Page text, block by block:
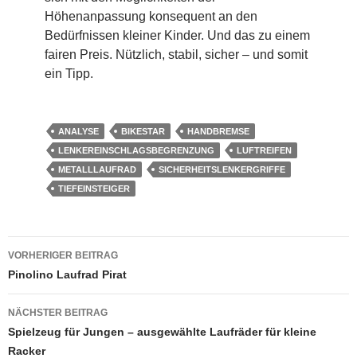
Höhenanpassung konsequent an den
Bedürfnissen kleiner Kinder. Und das zu einem
fairen Preis. Nützlich, stabil, sicher – und somit
ein Tipp.
ANALYSE BIKESTAR
HANDBREMSE
LENKEREINSCHLAGSBEGRENZUNG
LUFTREIFEN
METALLLAUFRAD
SICHERHEITSLENKERGRIFFE
TIEFEINSTEIGER
Beitragsnavigation
VORHERIGER BEITRAG
Pinolino Laufrad Pirat
NÄCHSTER BEITRAG
Spielzeug für Jungen – ausgewählte Laufräder für kleine
Racker